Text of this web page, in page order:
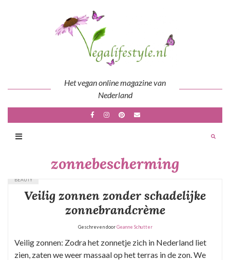
Het vegan online magazine van
Nederland
zonnebescherming
BEAUTY
Veilig zonnen zonder schadelijke
zonnebrandcrème
Geschreven doorGeanne Schutter
Veilig zonnen: Zodra het zonnetje zich in Nederland liet
zien, zaten we weer massaal op het terras in de zon. We